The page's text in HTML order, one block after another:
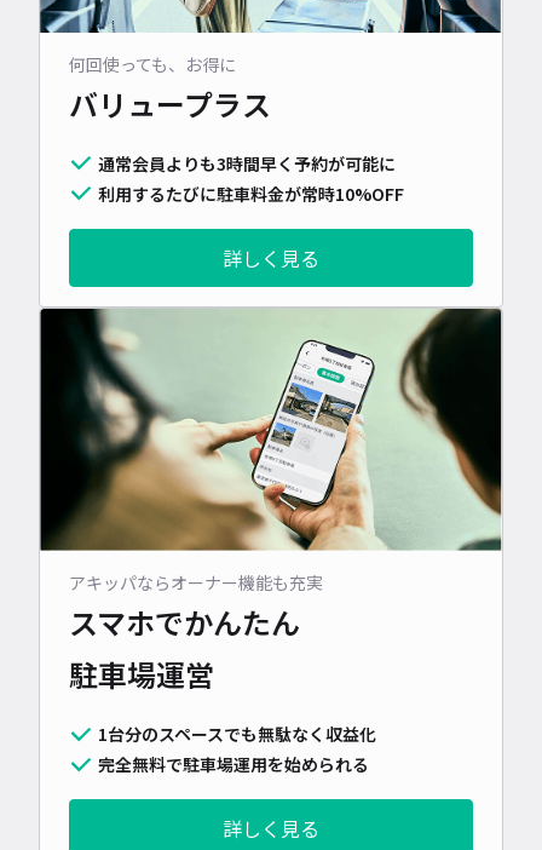
何回使っても、お得に
バリュープラス
通常会員よりも3時間早く予約が可能に
利用するたびに駐車料金が常時10%OFF
詳しく見る
アキッパならオーナー機能も充実
スマホでかんたん
駐車場運営
1台分のスペースでも無駄なく収益化
完全無料で駐車場運用を始められる
詳しく見る